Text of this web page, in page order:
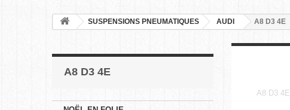
SUSPENSIONS PNEUMATIQUES AUDI A8 D3 4E
A8 D3 4E
A8 D3 4E